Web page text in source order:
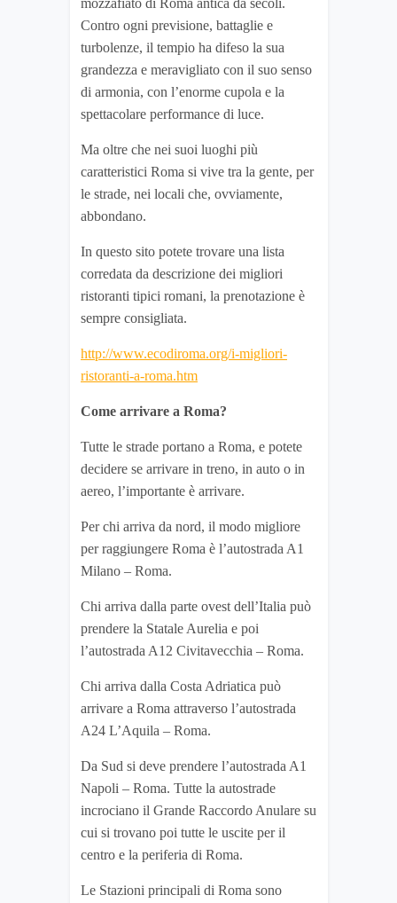
mozzafiato di Roma antica da secoli.
Contro ogni previsione, battaglie e
turbolenze, il tempio ha difeso la sua
grandezza e meravigliato con il suo senso
di armonia, con l’enorme cupola e la
spettacolare performance di luce.
Ma oltre che nei suoi luoghi più
caratteristici Roma si vive tra la gente, per
le strade, nei locali che, ovviamente,
abbondano.
In questo sito potete trovare una lista
corredata da descrizione dei migliori
ristoranti tipici romani, la prenotazione è
sempre consigliata.
http://www.ecodiroma.org/i-migliori-
ristoranti-a-roma.htm
Come arrivare a Roma?
Tutte le strade portano a Roma, e potete
decidere se arrivare in treno, in auto o in
aereo, l’importante è arrivare.
Per chi arriva da nord, il modo migliore
per raggiungere Roma è l’autostrada A1
Milano – Roma.
Chi arriva dalla parte ovest dell’Italia può
prendere la Statale Aurelia e poi
l’autostrada A12 Civitavecchia – Roma.
Chi arriva dalla Costa Adriatica può
arrivare a Roma attraverso l’autostrada
A24 L’Aquila – Roma.
Da Sud si deve prendere l’autostrada A1
Napoli – Roma. Tutte la autostrade
incrociano il Grande Raccordo Anulare su
cui si trovano poi tutte le uscite per il
centro e la periferia di Roma.
Le Stazioni principali di Roma sono